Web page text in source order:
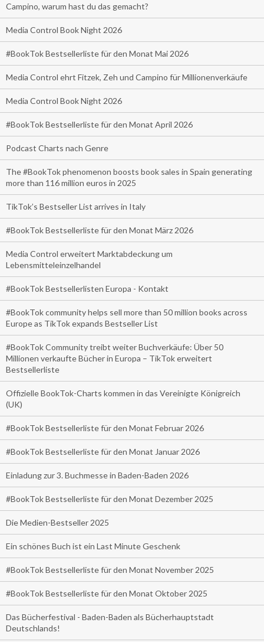
Campino, warum hast du das gemacht?
Media Control Book Night 2026
#BookTok Bestsellerliste für den Monat Mai 2026
Media Control ehrt Fitzek, Zeh und Campino für Millionenverkäufe
Media Control Book Night 2026
#BookTok Bestsellerliste für den Monat April 2026
Podcast Charts nach Genre
The #BookTok phenomenon boosts book sales in Spain generating
more than 116 million euros in 2025
TikTok’s Bestseller List arrives in Italy
#BookTok Bestsellerliste für den Monat März 2026
Media Control erweitert Marktabdeckung um
Lebensmitteleinzelhandel
#BookTok Bestsellerlisten Europa - Kontakt
#BookTok community helps sell more than 50 million books across
Europe as TikTok expands Bestseller List
#BookTok Community treibt weiter Buchverkäufe: Über 50
Millionen verkaufte Bücher in Europa – TikTok erweitert
Bestsellerliste
Offizielle BookTok-Charts kommen in das Vereinigte Königreich
(UK)
#BookTok Bestsellerliste für den Monat Februar 2026
#BookTok Bestsellerliste für den Monat Januar 2026
Einladung zur 3. Buchmesse in Baden-Baden 2026
#BookTok Bestsellerliste für den Monat Dezember 2025
Die Medien-Bestseller 2025
Ein schönes Buch ist ein Last Minute Geschenk
#BookTok Bestsellerliste für den Monat November 2025
#BookTok Bestsellerliste für den Monat Oktober 2025
Das Bücherfestival - Baden-Baden als Bücherhauptstadt
Deutschlands!